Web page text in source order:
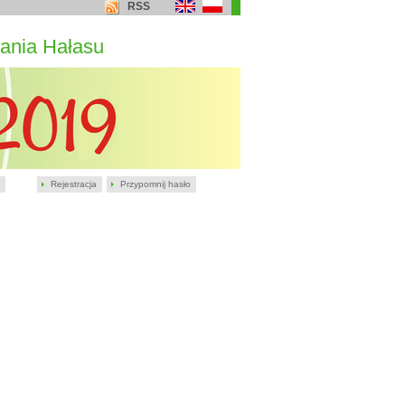
Rejestracja Przypomnij hasło
RSS
Hałasu